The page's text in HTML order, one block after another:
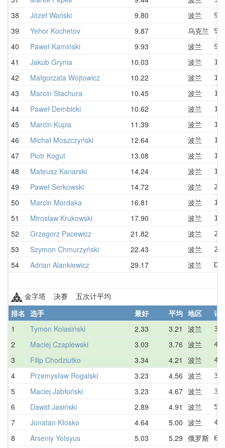
38 Józef Wański 9.80 波兰
39 Yehor Kochetov 9.87 乌克兰
40 Paweł Kamiński 9.93 波兰
41 Jakub Grynia 10.03 波兰
42 Małgorzata Wójtowicz 10.22 波兰
43 Marcin Stachura 10.45 波兰
44 Paweł Dembicki 10.62 波兰
45 Marcin Kupis 11.39 波兰
46 Michał Moszczyński 12.64 波兰
47 Piotr Kogut 13.08 波兰
48 Mateusz Kanarski 14.24 波兰
49 Paweł Serkowski 14.72 波兰
50 Marcin Mordaka 16.81 波兰
51 Miroslaw Krukowski 17.90 波兰
52 Grzegorz Pacewicz 21.82 波兰
53 Szymon Chmurzyński 22.43 波兰
54 Adrian Alankiewicz 29.17 波兰
金字塔 决赛 五次计平均
排名 选手 最好 平均 地区
详
1
Tymon Kolasiński 2.33 3.21 波兰
2 Maciej Czapiewski 3.03 3.76 波兰
3 Filip Chodziutko 3.34 4.21 波兰
4 Przemysław Rogalski 3.23 4.56 波兰
5 Maciej Jabłoński 3.23 4.67 波兰
6 Dawid Jasiński 2.89 4.91 波兰
7 Jonatan Kłosko 4.64 5.00 波兰
8 Arseniy Yotsyus 5.03 5.29 俄罗斯